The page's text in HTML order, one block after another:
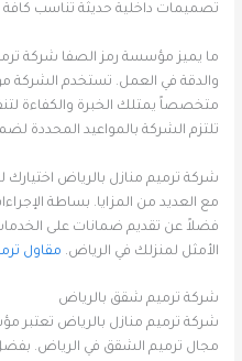
تصميمات داخلية حديثة تناسب كافة
ما يميز مؤسسة رمز الصفا شركة
والدقة في العمل. تستخدم الشركة
متخصصاً يمتلك الخبرة والكفاءة
تلتزم الشركة بالمواعيد المحددة
شركة ترميم منازل بالرياض
مع العديد من المزايا. بساطة
فضلاً عن تقديم ضمانات على
الأمثل لمنزلك في الرياض. مقاول
شركة ترميم شقق بالرياض
شركة ترميم منازل بالرياض تعتبر
مجال ترميم الشقق في الرياض. بفضل